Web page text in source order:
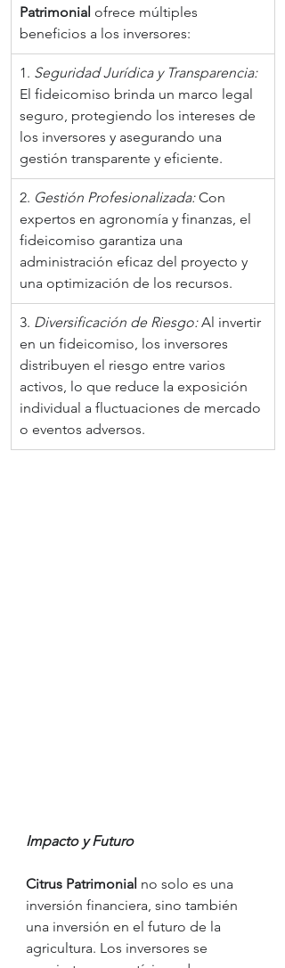
Patrimonial ofrece múltiples
beneficios a los inversores:
1. Seguridad Jurídica y Transparencia:
El fideicomiso brinda un marco legal
seguro, protegiendo los intereses de
los inversores y asegurando una
gestión transparente y eficiente.
2. Gestión Profesionalizada: Con
expertos en agronomía y finanzas, el
fideicomiso garantiza una
administración eficaz del proyecto y
una optimización de los recursos.
3. Diversificación de Riesgo: Al invertir
en un fideicomiso, los inversores
distribuyen el riesgo entre varios
activos, lo que reduce la exposición
individual a fluctuaciones de mercado
o eventos adversos.
Impacto y Futuro
Citrus Patrimonial no solo es una
inversión financiera, sino también
una inversión en el futuro de la
agricultura. Los inversores se